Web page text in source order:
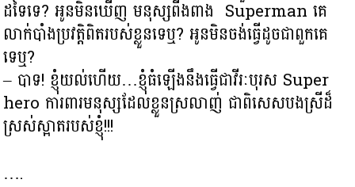
ដទៃទេ? អូនមិនឃើញ មនុស្សពីងពាង Superman គេ
លាក់បាំងប្រវត្តិពិតរបស់ខ្លួនទេឬ? អូនមិនចង់ធ្វើដូចជាពួកគេ
ទេឬ?
– បាទ! ខ្ញុំយល់ហើយ…ខ្ញុំធំឡើងនឹងធ្វើជាវីរៈបុរស Super
hero ការពារមនុស្សដែលខ្លួនស្រលាញ់ ជាពិសេសបងស្រីដ៏
ស្រស់ស្អាតរបស់ខ្ញុំ!!!
….